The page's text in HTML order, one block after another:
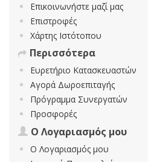
Επικοινωνήστε μαζί μας
Επιστροφές
Χάρτης Ιστότοπου
Περισσότερα
Ευρετήριο Κατασκευαστών
Αγορά Δωροεπιταγής
Πρόγραμμα Συνεργατών
Προσφορές
Ο Λογαριασμός μου
Ο Λογαριασμός μου